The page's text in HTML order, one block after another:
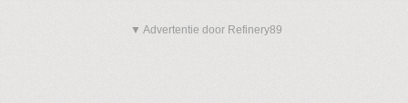
▼ Advertentie door Refinery89